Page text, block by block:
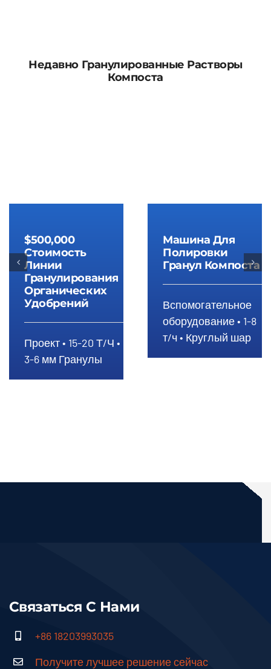
Недавно Гранулированные Растворы
Компоста
линии
гранулирования
органических
удобрений
$500,000
Стоимость
Линии
Гранулирования
Органических
Удобрений
Проект • 15-20 Т/Ч •
3-6 мм Гранулы
полировки
гранул
компоста
Машина Для
Полировки
Гранул Компоста
Вспомогательное
оборудование • 1-8
т/ч • Круглый шар
Связаться С Нами
+86 18203993035
Получите лучшее решение сейчас